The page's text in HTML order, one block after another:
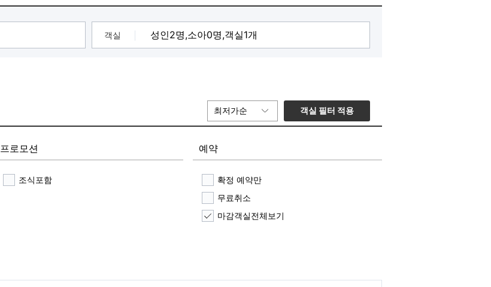
객실
최저가순 객실 필터 적용
프로모션
조식포함
예약
확정 예약만
무료취소
마감객실전체보기